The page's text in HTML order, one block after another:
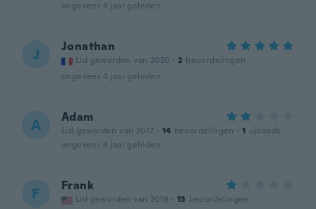
ongeveer 4 jaar geleden
J Jonathan
Lid geworden van 2020 · 2 beoordelingen
ongeveer 4 jaar geleden
A Adam
Lid geworden van 2017 · 14 beoordelingen · 1 uploads
ongeveer 4 jaar geleden
F Frank
Lid geworden van 2019 · 13 beoordelingen